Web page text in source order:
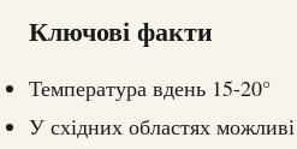
Ключові факти
Температура вдень 15-20°
У східних областях